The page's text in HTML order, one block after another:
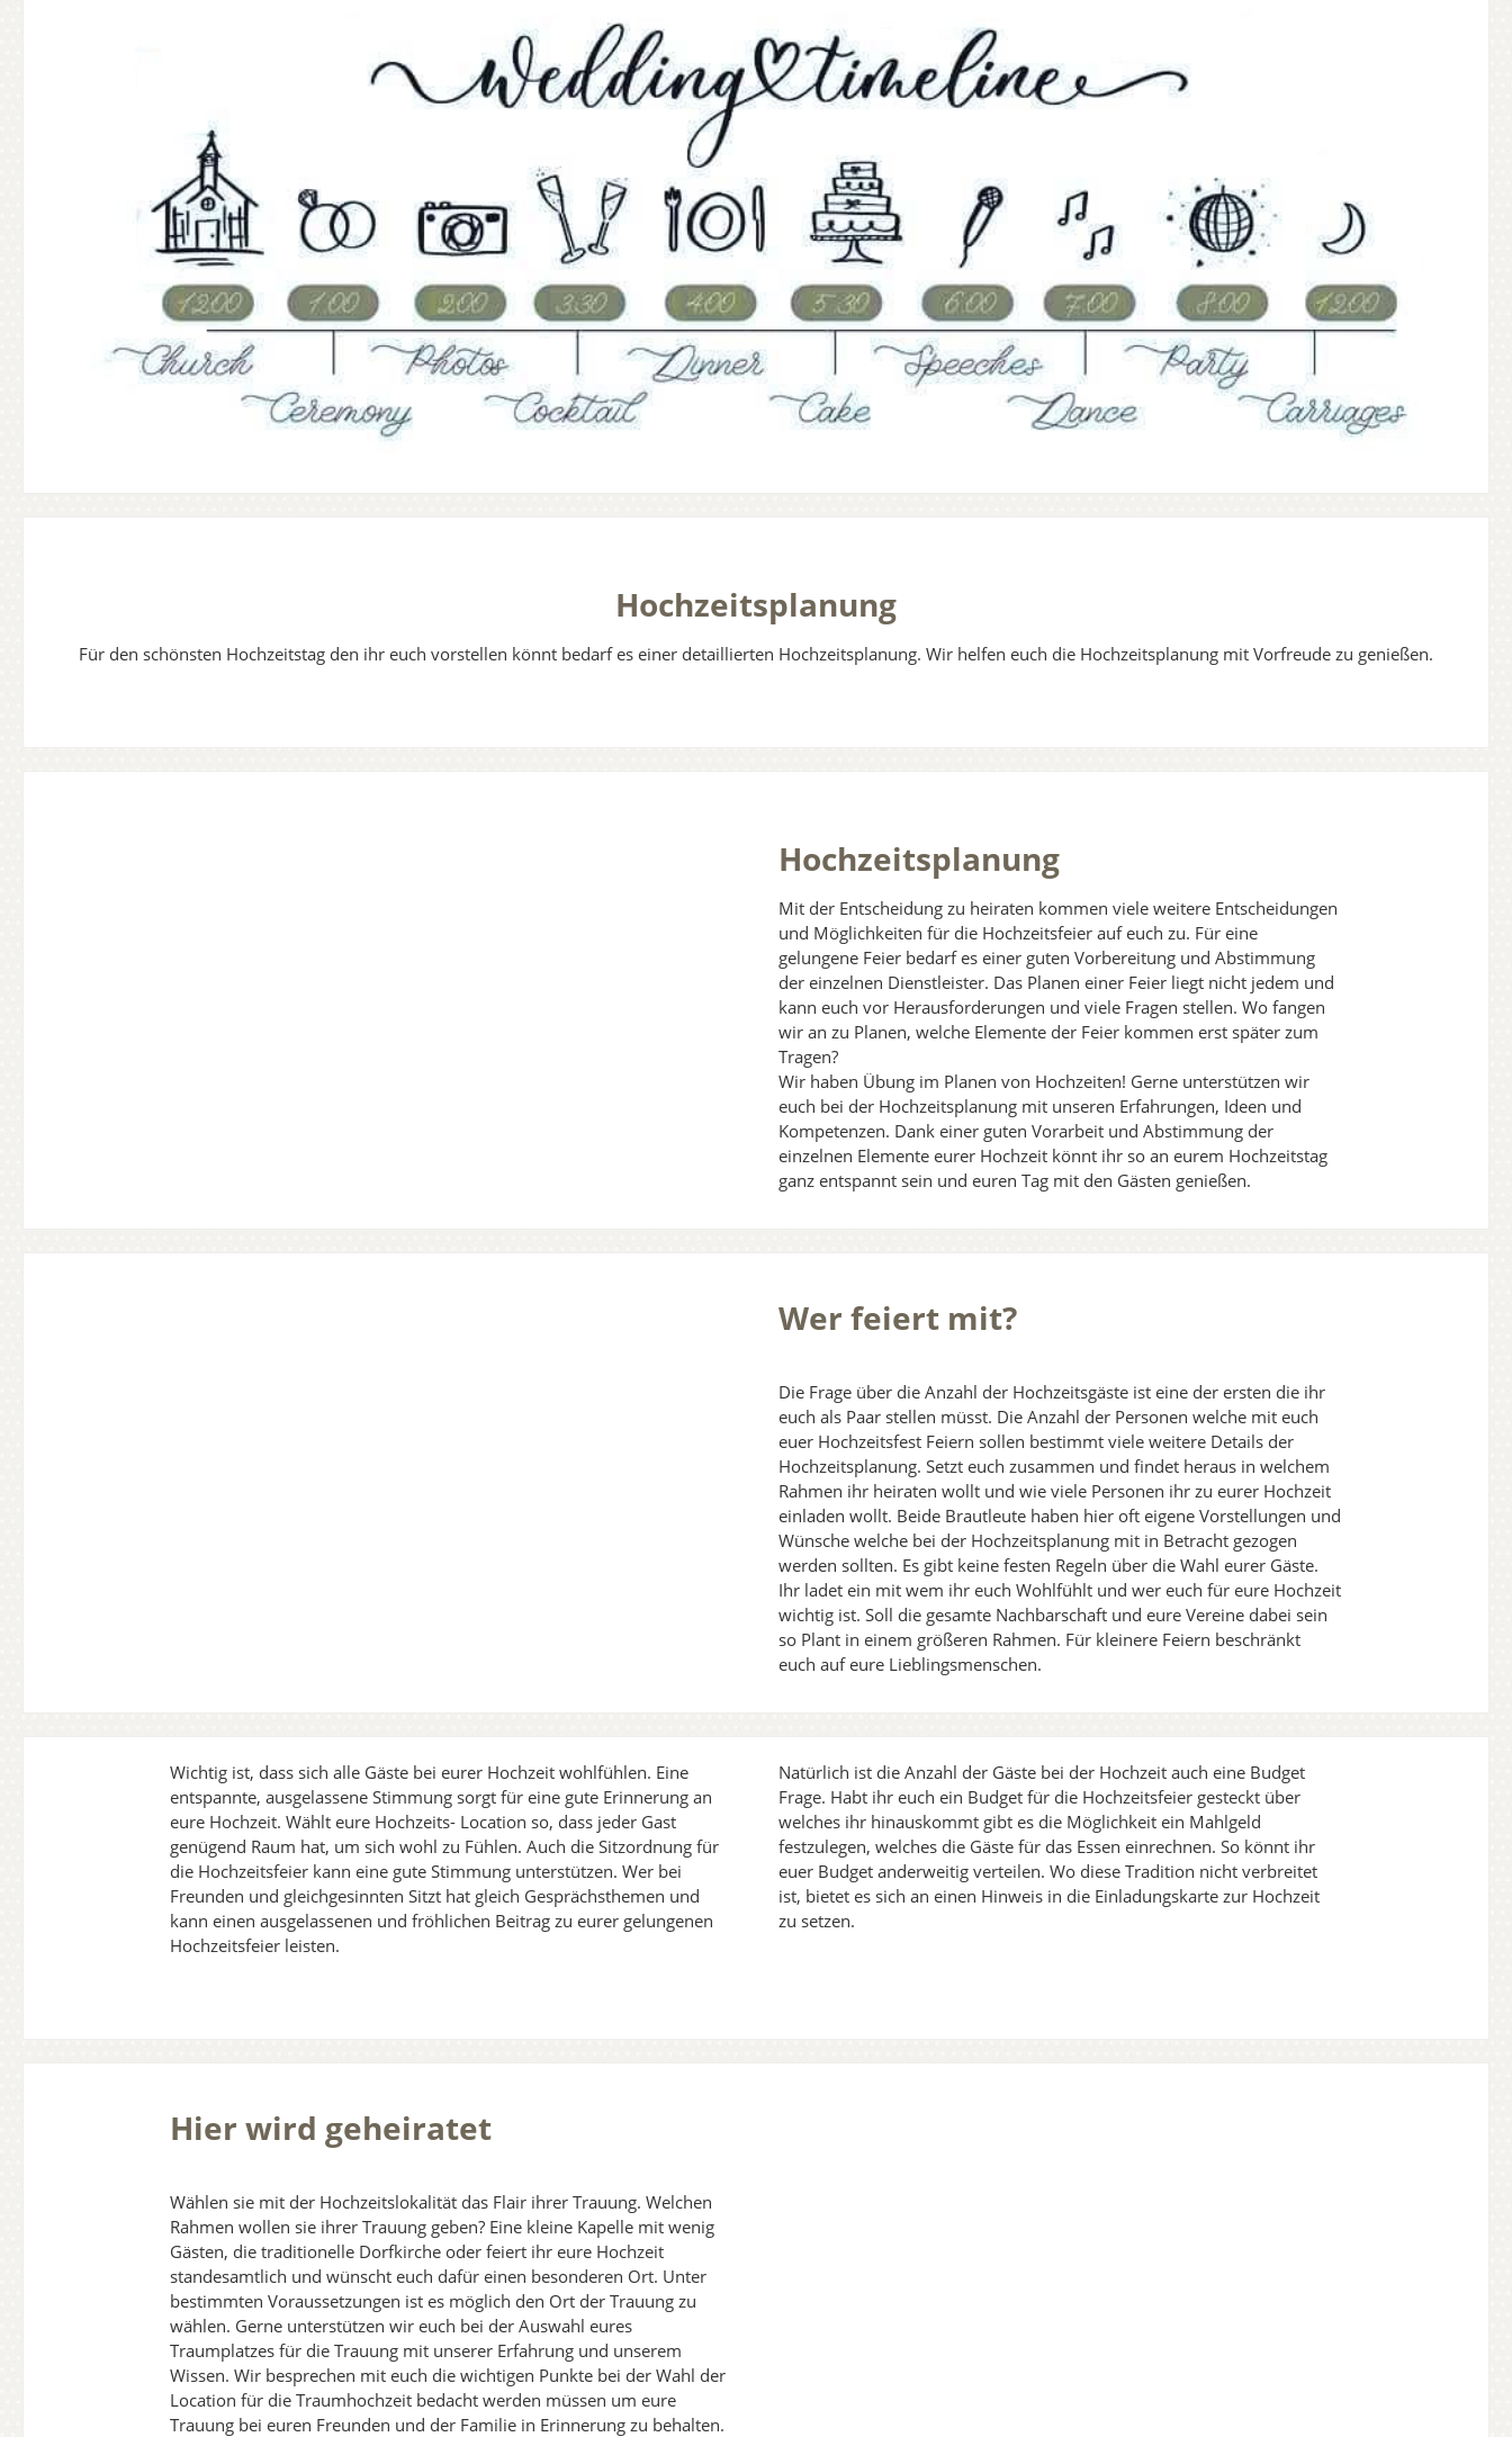
Hochzeitsplanung
Für den schönsten Hochzeitstag den ihr euch vorstellen könnt bedarf es einer detaillierten Hochzeitsplanung. Wir helfen euch die Hochzeitsplanung mit Vorfreude zu genießen.
Hochzeitsplanung
Mit der Entscheidung zu heiraten kommen viele weitere Entscheidungen
und Möglichkeiten für die Hochzeitsfeier auf euch zu. Für eine
gelungene Feier bedarf es einer guten Vorbereitung und Abstimmung
der einzelnen Dienstleister. Das Planen einer Feier liegt nicht jedem und
kann euch vor Herausforderungen und viele Fragen stellen. Wo fangen
wir an zu Planen, welche Elemente der Feier kommen erst später zum
Tragen?
Wir haben Übung im Planen von Hochzeiten! Gerne unterstützen wir
euch bei der Hochzeitsplanung mit unseren Erfahrungen, Ideen und
Kompetenzen. Dank einer guten Vorarbeit und Abstimmung der
einzelnen Elemente eurer Hochzeit könnt ihr so an eurem Hochzeitstag
ganz entspannt sein und euren Tag mit den Gästen genießen.
Wer feiert mit?
Die Frage über die Anzahl der Hochzeitsgäste ist eine der ersten die ihr
euch als Paar stellen müsst. Die Anzahl der Personen welche mit euch
euer Hochzeitsfest Feiern sollen bestimmt viele weitere Details der
Hochzeitsplanung. Setzt euch zusammen und findet heraus in welchem
Rahmen ihr heiraten wollt und wie viele Personen ihr zu eurer Hochzeit
einladen wollt. Beide Brautleute haben hier oft eigene Vorstellungen und
Wünsche welche bei der Hochzeitsplanung mit in Betracht gezogen
werden sollten. Es gibt keine festen Regeln über die Wahl eurer Gäste.
Ihr ladet ein mit wem ihr euch Wohlfühlt und wer euch für eure Hochzeit
wichtig ist. Soll die gesamte Nachbarschaft und eure Vereine dabei sein
so Plant in einem größeren Rahmen. Für kleinere Feiern beschränkt
euch auf eure Lieblingsmenschen.
Wichtig ist, dass sich alle Gäste bei eurer Hochzeit wohlfühlen. Eine
entspannte, ausgelassene Stimmung sorgt für eine gute Erinnerung an
eure Hochzeit. Wählt eure Hochzeits- Location so, dass jeder Gast
genügend Raum hat, um sich wohl zu Fühlen. Auch die Sitzordnung für
die Hochzeitsfeier kann eine gute Stimmung unterstützen. Wer bei
Freunden und gleichgesinnten Sitzt hat gleich Gesprächsthemen und
kann einen ausgelassenen und fröhlichen Beitrag zu eurer gelungenen
Hochzeitsfeier leisten.
Natürlich ist die Anzahl der Gäste bei der Hochzeit auch eine Budget
Frage. Habt ihr euch ein Budget für die Hochzeitsfeier gesteckt über
welches ihr hinauskommt gibt es die Möglichkeit ein Mahlgeld
festzulegen, welches die Gäste für das Essen einrechnen. So könnt ihr
euer Budget anderweitig verteilen. Wo diese Tradition nicht verbreitet
ist, bietet es sich an einen Hinweis in die Einladungskarte zur Hochzeit
zu setzen.
Hier wird geheiratet
Wählen sie mit der Hochzeitslokalität das Flair ihrer Trauung. Welchen
Rahmen wollen sie ihrer Trauung geben? Eine kleine Kapelle mit wenig
Gästen, die traditionelle Dorfkirche oder feiert ihr eure Hochzeit
standesamtlich und wünscht euch dafür einen besonderen Ort. Unter
bestimmten Voraussetzungen ist es möglich den Ort der Trauung zu
wählen. Gerne unterstützen wir euch bei der Auswahl eures
Traumplatzes für die Trauung mit unserer Erfahrung und unserem
Wissen. Wir besprechen mit euch die wichtigen Punkte bei der Wahl der
Location für die Traumhochzeit bedacht werden müssen um eure
Trauung bei euren Freunden und der Familie in Erinnerung zu behalten.